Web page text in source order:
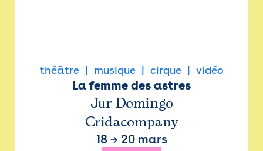
théâtre musique cirque vidéo
La femme des astres
Jur Domingo
Cridacompany
18 → 20 mars